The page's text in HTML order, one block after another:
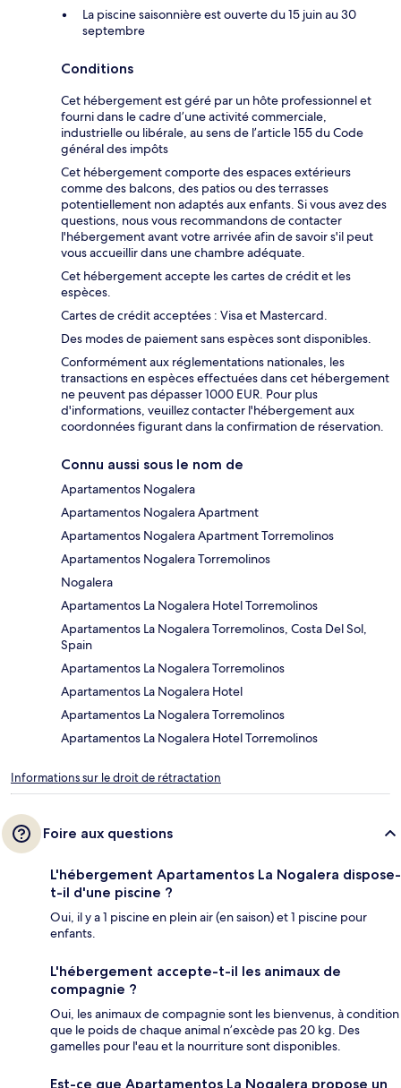
La piscine saisonnière est ouverte du 15 juin au 30
septembre
Conditions
Cet hébergement est géré par un hôte professionnel et
fourni dans le cadre d’une activité commerciale,
industrielle ou libérale, au sens de l’article 155 du Code
général des impôts
Cet hébergement comporte des espaces extérieurs
comme des balcons, des patios ou des terrasses
potentiellement non adaptés aux enfants. Si vous avez des
questions, nous vous recommandons de contacter
l'hébergement avant votre arrivée afin de savoir s'il peut
vous accueillir dans une chambre adéquate.
Cet hébergement accepte les cartes de crédit et les
espèces.
Cartes de crédit acceptées : Visa et Mastercard.
Des modes de paiement sans espèces sont disponibles.
Conformément aux réglementations nationales, les
transactions en espèces effectuées dans cet hébergement
ne peuvent pas dépasser 1000 EUR. Pour plus
d'informations, veuillez contacter l'hébergement aux
coordonnées figurant dans la confirmation de réservation.
Connu aussi sous le nom de
Apartamentos Nogalera
Apartamentos Nogalera Apartment
Apartamentos Nogalera Apartment Torremolinos
Apartamentos Nogalera Torremolinos
Nogalera
Apartamentos La Nogalera Hotel Torremolinos
Apartamentos La Nogalera Torremolinos, Costa Del Sol,
Spain
Apartamentos La Nogalera Torremolinos
Apartamentos La Nogalera Hotel
Apartamentos La Nogalera Torremolinos
Apartamentos La Nogalera Hotel Torremolinos
Informations sur le droit de rétractation
Foire aux questions
L'hébergement Apartamentos La Nogalera dispose-
t-il d'une piscine ?
Oui, il y a 1 piscine en plein air (en saison) et 1 piscine pour
enfants.
L'hébergement accepte-t-il les animaux de
compagnie ?
Oui, les animaux de compagnie sont les bienvenus, à condition
que le poids de chaque animal n’excède pas 20 kg. Des
gamelles pour l'eau et la nourriture sont disponibles.
Est-ce que Apartamentos La Nogalera propose un